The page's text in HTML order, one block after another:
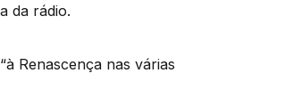
da rádio.
Renascença nas várias